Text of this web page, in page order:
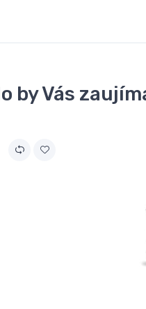
by Vás